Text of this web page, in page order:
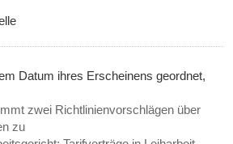
Datum ihres Erscheinens geordnet,
zwei Richtlinienvorschlägen über
zu